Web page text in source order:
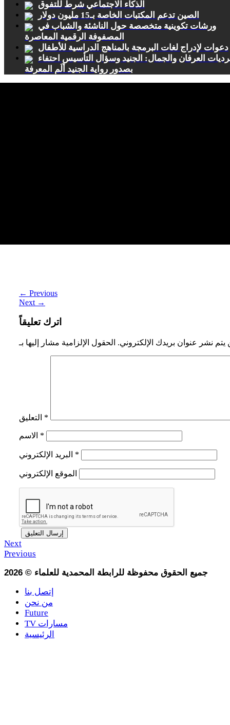
الذكاء الاجتماعي شرط للتفوق
الصين تدعم المكتبات الخاصة بـ15 مليون دولار
ورشات تكوينية متخصصة حول الناشئة والشباب في
المصفوفة الرقمية المعاصرة
دعوات لإدراج لغات البرمجة بالمناهج الدراسية للأطفال
العرفان والجمال: الجنيد وسؤال التأسيس احتفاء
بصدور رواية الجنيد ألَم المعرفة
← Previous
Next →
اترك تعليقاً
يتم نشر عنوان بريدك الإلكتروني.
*
*
*
الموقع الإلكتروني
Next
Previous
2026 © جميع الحقوق محفوظة للرابطة المحمدية للعلماء
إتصل بنا
من نحن
Future
TV مسارات
الرئيسية